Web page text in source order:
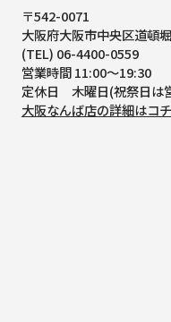
〒542-0071
大阪府大阪市中央区道頓
(TEL) 06-4400-0559
営業時間 11:00～19:30
定休日 木曜日(祝祭日は
大阪なんば店の詳細はコ